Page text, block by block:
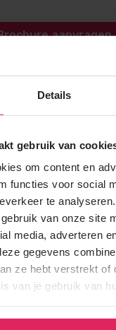
Details
gebruik van
om content en
functies voor social
te
van onze site
media, adverteren
gegevens
ze hebt verstrekt of
van je gebruik van
aanvragen